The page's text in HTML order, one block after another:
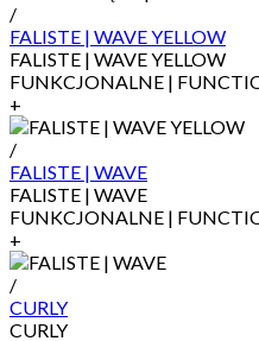
/
FALISTE | WAVE YELLOW
FALISTE | WAVE YELLOW
FUNKCJONALNE |
+
/
FALISTE | WAVE
FALISTE | WAVE
FUNKCJONALNE |
+
/
CURLY
CURLY